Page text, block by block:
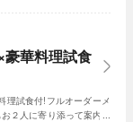
豪華料理試食
理試食付!フルオーダーメ
２人に寄り添って案内さ